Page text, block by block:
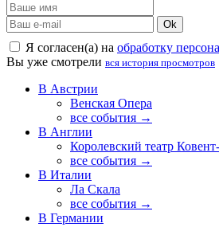
Ok
Я согласен(а) на обработку
Вы уже смотрели вся история просмотров
В Австрии
Венская Опера
все события →
В Англии
Королевский театр
все события →
В Италии
Ла Скала
все события →
В Германии